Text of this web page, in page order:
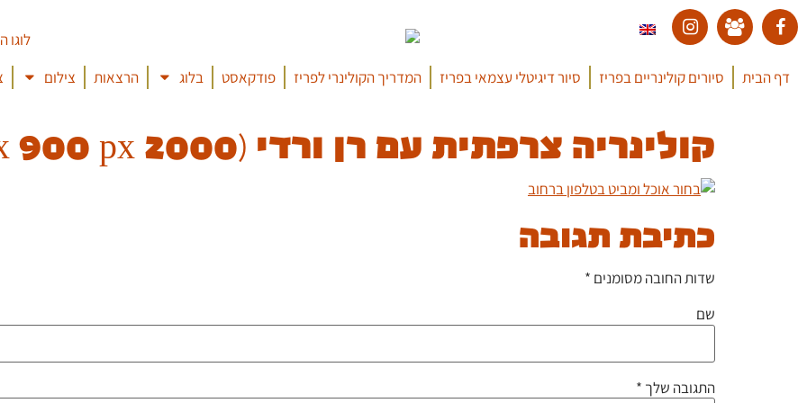
דף הבית סיורים קולינריים בפריז סיור דיגיטלי עצמאי בפריז המדריך הקולינרי לפריז פודקאסט בלוג הרצאות צילום
קולינריה צרפתית עם רן ורדי (2000 x 900 px) (1)
כתיבת תגובה
שדות החובה מסומנים *
שם
התגובה שלך *